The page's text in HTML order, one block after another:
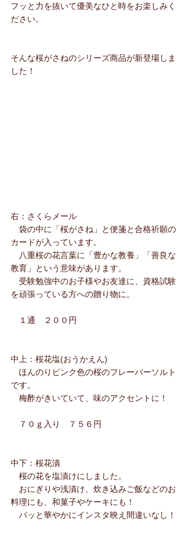
フッと力を抜いて優美なひと時をお楽しみく
ださい。
そんな桜がさねのシリーズ商品が新登場しま
した！
右：さくらメール
袋の中に「桜がさね」と便箋と合格祈願の
カードが入っています。
八重桜の花言葉に「豊かな教養」「善良な
教育」という意味があります。
受験勉強中のお子様やお友達に、資格試験
を頑張っている方への贈り物に。
１通　２００円
中上：桜花塩(おうかえん)
ほんのりピンク色の桜のフレーバーソルト
です。
梅酢がきいていて、味のアクセントに！
７０ｇ入り　７５６円
中下：桜花漬
桜の花を塩漬けにしました。
おにぎりや浅漬け、炊き込みご飯などのお
料理にも、和菓子やケーキにも！
パッと華やかにインスタ映え間違いなし！